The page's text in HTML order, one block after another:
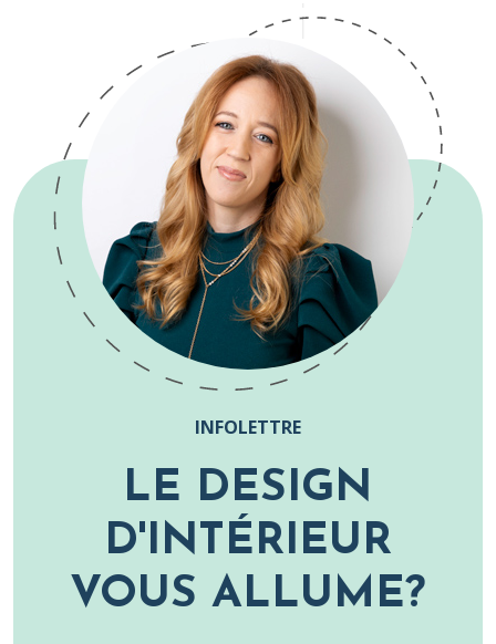
INFOLETTRE
LE DESIGN
D'INTÉRIEUR
VOUS ALLUME?